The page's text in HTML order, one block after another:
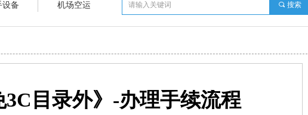
끠 搜索
设备 机场空运
3C目录外》-办理手续流程